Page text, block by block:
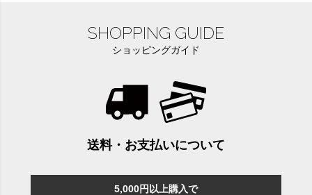
SHOPPING GUIDE
ショッピングガイド
送料・お支払いについて
5,000円以上購入で